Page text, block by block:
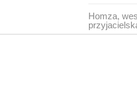
Homza,